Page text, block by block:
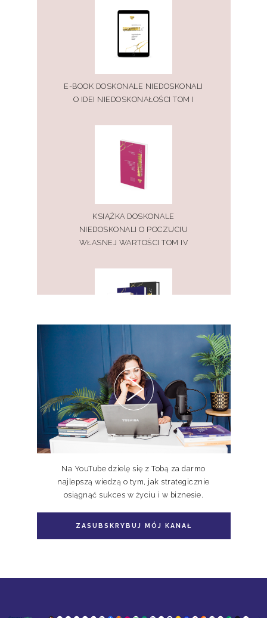
E-BOOK DOSKONALE NIEDOSKONALI
O IDEI NIEDOSKONAŁOŚCI TOM I
KSIĄŻKA DOSKONALE
NIEDOSKONALI O POCZUCIU
WŁASNEJ WARTOŚCI TOM IV
PAKIET KSIĄŻEK DOSKONALE
NIEDOSKONALI TOM I, II, III
Na YouTube dzielę się z Tobą za darmo
najlepszą wiedzą o tym, jak strategicznie
osiągnąć sukces w życiu i w biznesie.
ZASUBSKRYBUJ MÓJ KANAŁ